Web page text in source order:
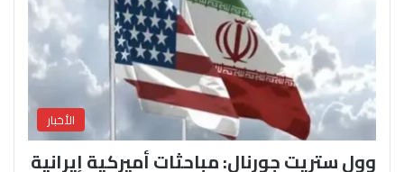
الأخبار
وول ستريت جورنال: مباحثات أميركية إيرانية